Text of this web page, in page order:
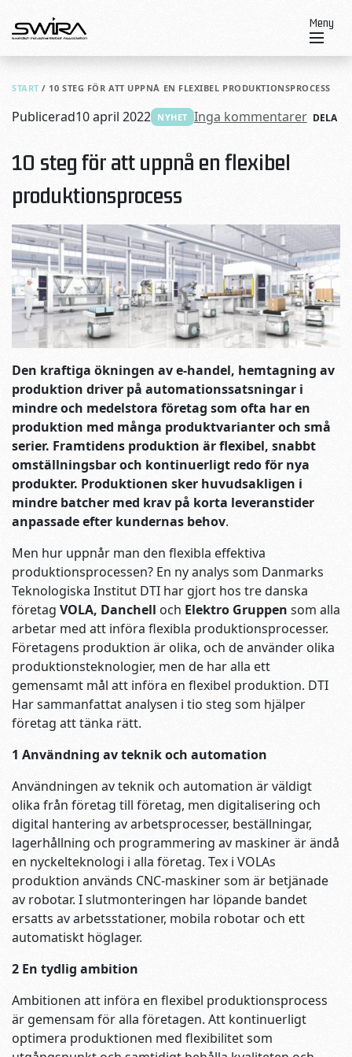
Meny
START / 10 STEG FÖR ATT UPPNÅ EN FLEXIBEL PRODUKTIONSPROCESS
Publicerad10 april 2022 NYHET Inga kommentarer DELA
10 steg för att uppnå en flexibel
produktionsprocess
Den kraftiga ökningen av e-handel, hemtagning av
produktion driver på automationssatsningar i
mindre och medelstora företag som ofta har en
produktion med många produktvarianter och små
serier. Framtidens produktion är flexibel, snabbt
omställningsbar och kontinuerligt redo för nya
produkter. Produktionen sker huvudsakligen i
mindre batcher med krav på korta leveranstider
anpassade efter kundernas behov.
Men hur uppnår man den flexibla effektiva
produktionsprocessen? En ny analys som Danmarks
Teknologiska Institut DTI har gjort hos tre danska
företag VOLA, Danchell och Elektro Gruppen som alla
arbetar med att införa flexibla produktionsprocesser.
Företagens produktion är olika, och de använder olika
produktionsteknologier, men de har alla ett
gemensamt mål att införa en flexibel produktion. DTI
Har sammanfattat analysen i tio steg som hjälper
företag att tänka rätt.
1 Användning av teknik och automation
Användningen av teknik och automation är väldigt
olika från företag till företag, men digitalisering och
digital hantering av arbetsprocesser, beställningar,
lagerhållning och programmering av maskiner är ändå
en nyckelteknologi i alla företag. Tex i VOLAs
produktion används CNC-maskiner som är betjänade
av robotar. I slutmonteringen har löpande bandet
ersatts av arbetsstationer, mobila robotar och ett
automatiskt höglager.
2 En tydlig ambition
Ambitionen att införa en flexibel produktionsprocess
är gemensam för alla företagen. Att kontinuerligt
optimera produktionen med flexibilitet som